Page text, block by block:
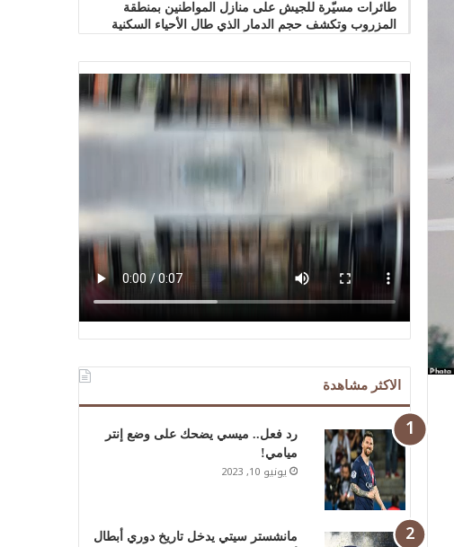
طائرات مسيّرة للجيش على منازل المواطنين بمنطقة
المزروب وتكشف حجم الدمار الذي طال الأحياء السكنية
الاكثر مشاهدة
رد فعل.. ميسي يضحك على وضع إنتر
ميامي!
يونيو 10, 2023
مانشستر سيتي يدخل تاريخ دوري أبطال